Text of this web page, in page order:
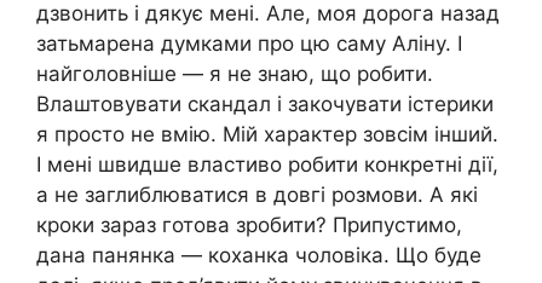
дзвонить і дякує мені. Але, моя дорога назад
затьмарена думками про цю саму Аліну. І
найголовніше — я не знаю, що робити.
Влаштовувати скандал і закочувати істерики
я просто не вмію. Мій характер зовсім інший.
І мені швидше властиво робити конкретні дії,
а не заглиблюватися в довгі розмови. А які
кроки зараз готова зробити? Припустимо,
дана панянка — коханка чоловіка. Що буде